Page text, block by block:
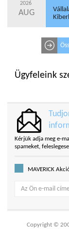
2026
AUG
Ügyfeleink
Kérjük adja meg e-
spameket,
MAVERICK
Copyright ©